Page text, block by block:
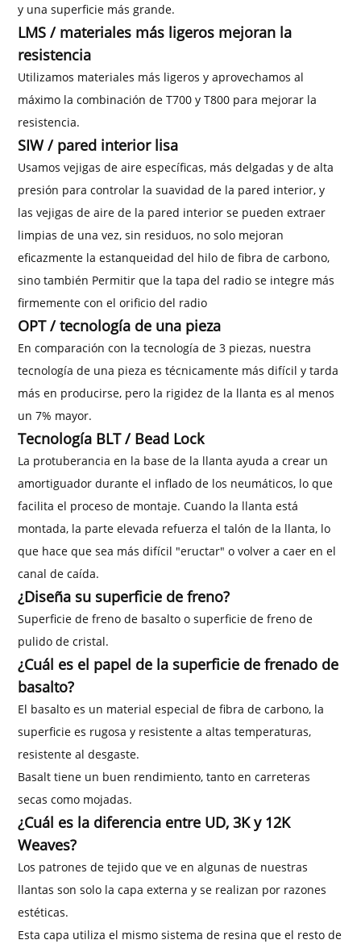
y una superficie más grande.
LMS / materiales más ligeros mejoran la
resistencia
Utilizamos materiales más ligeros y aprovechamos al
máximo la combinación de T700 y T800 para mejorar la
resistencia.
SIW / pared interior lisa
Usamos vejigas de aire específicas, más delgadas y de alta
presión para controlar la suavidad de la pared interior, y
las vejigas de aire de la pared interior se pueden extraer
limpias de una vez, sin residuos, no solo mejoran
eficazmente la estanqueidad del hilo de fibra de carbono,
sino también Permitir que la tapa del radio se integre más
firmemente con el orificio del radio
OPT / tecnología de una pieza
En comparación con la tecnología de 3 piezas, nuestra
tecnología de una pieza es técnicamente más difícil y tarda
más en producirse, pero la rigidez de la llanta es al menos
un 7% mayor.
Tecnología BLT / Bead Lock
La protuberancia en la base de la llanta ayuda a crear un
amortiguador durante el inflado de los neumáticos, lo que
facilita el proceso de montaje. Cuando la llanta está
montada, la parte elevada refuerza el talón de la llanta, lo
que hace que sea más difícil "eructar" o volver a caer en el
canal de caída.
¿Diseña su superficie de freno?
Superficie de freno de basalto o superficie de freno de
pulido de cristal.
¿Cuál es el papel de la superficie de frenado de
basalto?
El basalto es un material especial de fibra de carbono, la
superficie es rugosa y resistente a altas temperaturas,
resistente al desgaste.
Basalt tiene un buen rendimiento, tanto en carreteras
secas como mojadas.
¿Cuál es la diferencia entre UD, 3K y 12K
Weaves?
Los patrones de tejido que ve en algunas de nuestras
llantas son solo la capa externa y se realizan por razones
estéticas.
Esta capa utiliza el mismo sistema de resina que el resto de